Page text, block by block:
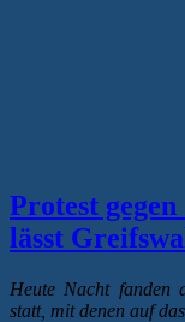
Protest
lässt
Heute Nacht fanden
statt, mit denen auf